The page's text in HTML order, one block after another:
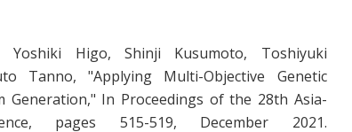
Yoshiki Higo, Shinji Kusumoto, Toshiyuki
Tanno, "Applying Multi-Objective Genetic
Generation," In Proceedings of the 28th Asia-
pages 515-519, December 2021.